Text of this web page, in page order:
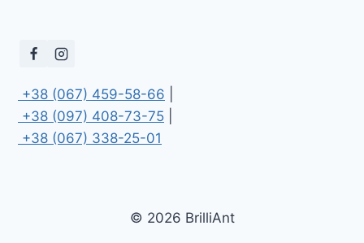
+38 (067) 459-58-66
+38 (097) 408-73-75
+38 (067) 338-25-01
© 2026 BrilliAnt